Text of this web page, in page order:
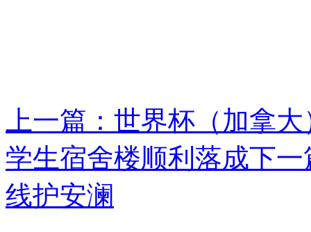
上一篇：世界杯（加拿
学生宿舍楼顺利落成下一
线护安澜